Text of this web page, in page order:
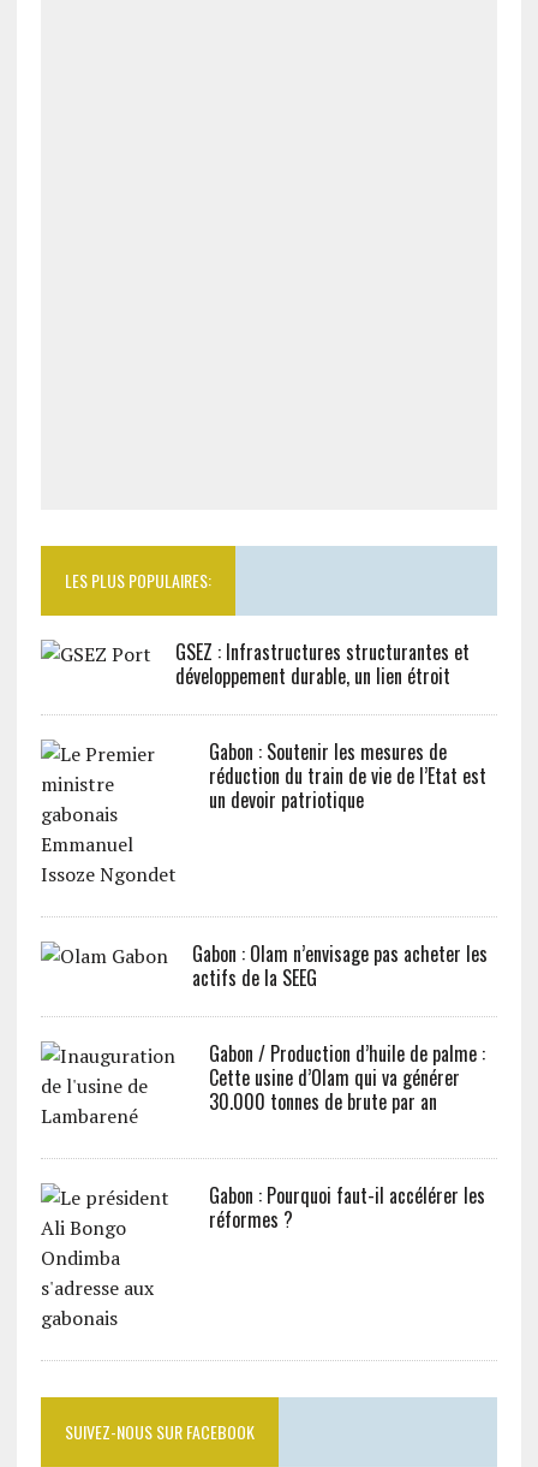
LES PLUS POPULAIRES:
GSEZ : Infrastructures structurantes et
développement durable, un lien étroit
Gabon : Soutenir les mesures de
réduction du train de vie de l’Etat est
un devoir patriotique
Gabon : Olam n’envisage pas acheter les
actifs de la SEEG
Gabon / Production d’huile de palme :
Cette usine d’Olam qui va générer
30.000 tonnes de brute par an
Gabon : Pourquoi faut-il accélérer les
réformes ?
SUIVEZ-NOUS SUR FACEBOOK